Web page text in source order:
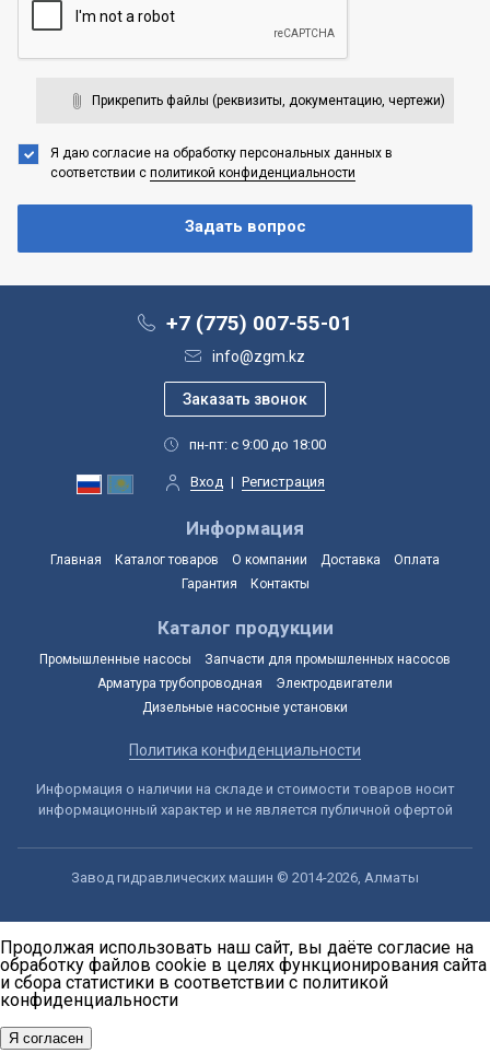
Прикрепить файлы (реквизиты, документацию, чертежи)
Я даю согласие на обработку персональных данных в
соответствии с политикой конфиденциальности
+7 (775) 007-55-01
info@zgm.kz
пн-пт: с 9:00 до 18:00
Вход | Регистрация
Информация
Главная Каталог товаров О компании Доставка
Оплата
Гарантия
Контакты
Каталог продукции
Промышленные насосы
Запчасти для промышленных насосов
Арматура трубопроводная
Электродвигатели
Дизельные насосные установки
Политика конфиденциальности
Информация о наличии на складе и стоимости товаров носит
информационный характер и не является публичной офертой
Завод гидравлических машин © 2014-2026, Алматы
Продолжая использовать наш сайт, вы даёте согласие на
обработку файлов cookie в целях функционирования сайта
и сбора статистики в соответствии с политикой
конфиденциальности
Я согласен